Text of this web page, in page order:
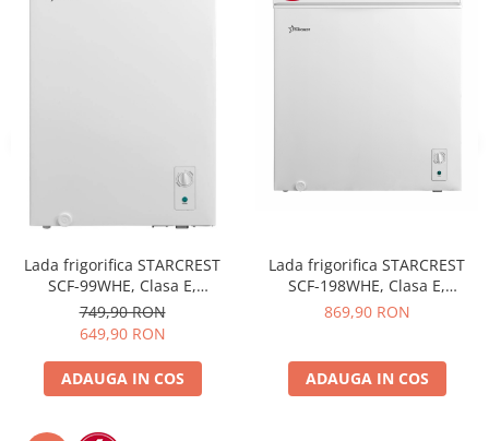
Lada frigorifica STARCREST
SCF-99WHE, Clasa E,
Capacitate 99L, Sistem
convertibil - functie frigider,
Termostat reglabil, Alb
749,90 RON
649,90 RON
ADAUGA IN COS
Lada frigorifica STARCREST
SCF-198WHE, Clasa E,
Capacitate 198L, Sistem
869,90 RON
ADAUGA IN COS